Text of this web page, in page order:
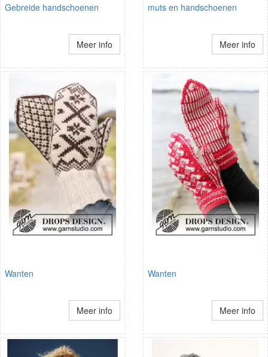
Gebreide handschoenen
Meer info
muts en handschoenen
Meer info
Wanten
Meer info
Wanten
Meer info